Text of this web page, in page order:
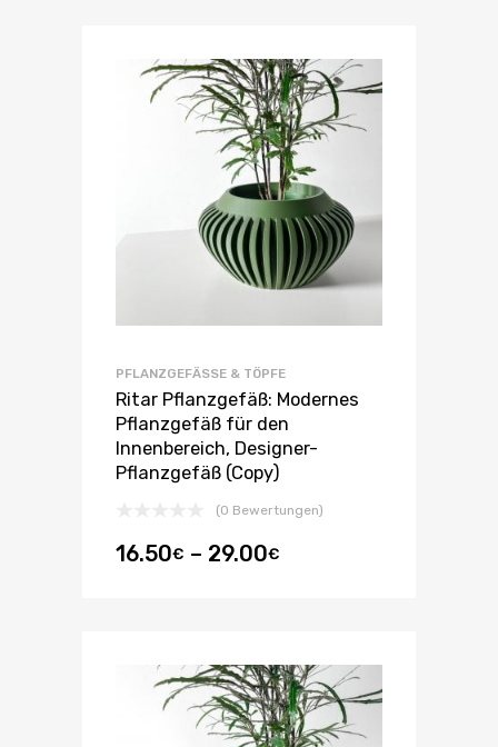
PFLANZGEFÄSSE & TÖPFE
Ritar Pflanzgefäß: Modernes
Pflanzgefäß für den
Innenbereich, Designer-
Pflanzgefäß (Copy)
(0 Bewertungen)
16.50€ – 29.00€